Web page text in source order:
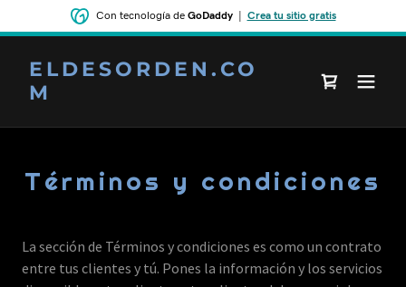
Con tecnología de GoDaddy| Crea tu sitio gratis
ELDESORDEN.CO
M
Términos y condiciones
La sección de Términos y condiciones es como un contrato
entre tus clientes y tú. Pones la información y los servicios